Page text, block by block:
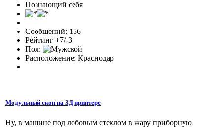
Познающий себя
Сообщений: 156
Рейтинг +7/-3
Пол:
Расположение: Краснодар
Модульный скоп на 3Д принтере
Ну, в машине под лобовым стеклом в жару приборную